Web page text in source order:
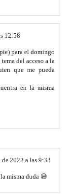
12:58
para el domingo
del acceso a la
que me pueda
en la misma
de 2022 a las 9:33
misma duda 😅